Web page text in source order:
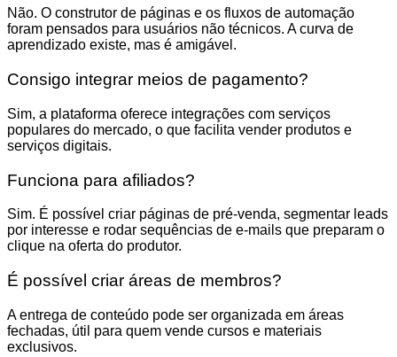
Não. O construtor de páginas e os fluxos de automação
foram pensados para usuários não técnicos. A curva de
aprendizado existe, mas é amigável.
Consigo integrar meios de pagamento?
Sim, a plataforma oferece integrações com serviços
populares do mercado, o que facilita vender produtos e
serviços digitais.
Funciona para afiliados?
Sim. É possível criar páginas de pré-venda, segmentar leads
por interesse e rodar sequências de e-mails que preparam o
clique na oferta do produtor.
É possível criar áreas de membros?
A entrega de conteúdo pode ser organizada em áreas
fechadas, útil para quem vende cursos e materiais
exclusivos.